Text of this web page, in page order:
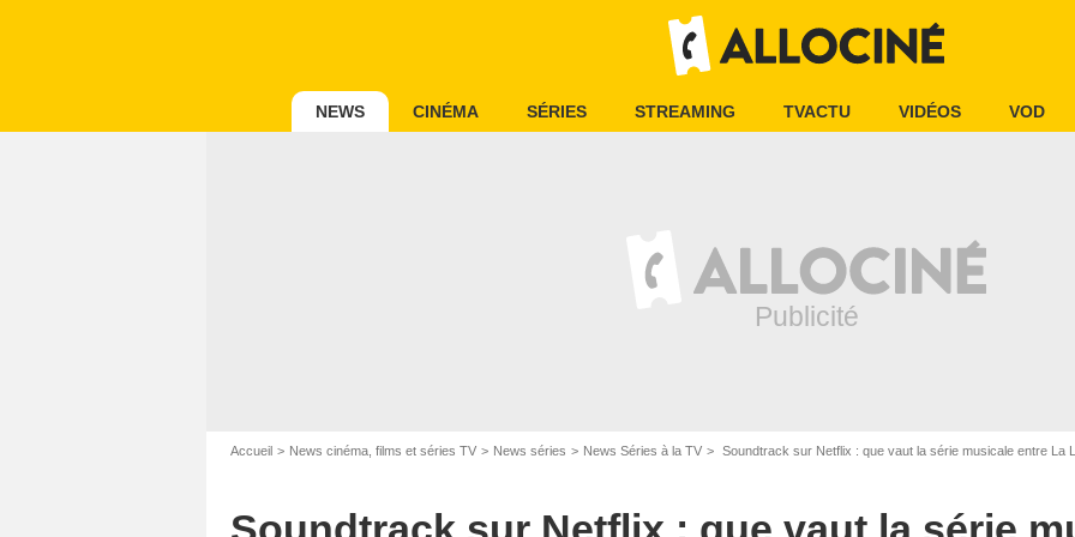
NEWS CINÉMA SÉRIES STREAMING TVACTU VIDÉOS VOD
Accueil News cinéma, films et séries TV News séries News Séries à la TV Soundtrack sur Netflix : que vaut la série musicale entre La